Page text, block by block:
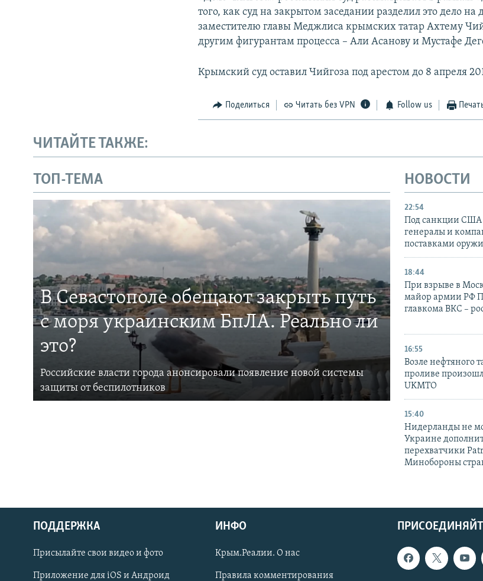
Українською
Qırımtatar
того, как суд на закрытом заседании разделил это дело на
заместителю главы Меджлиса крымских татар Ахтему
другим фигурантам процесса – Али Асанову и Мустафе
Крымский суд оставил Чийгоза под арестом до 8 апреля
Поделиться Читать без VPN Follow us
ЧИТАЙТЕ ТАКЖЕ:
ТОП-ТЕМА
В Севастополе обещают закрыть путь
с моря украинским БпЛА. Реально ли
это?
Российские власти города анонсировали появление новой системы
защиты от беспилотников
НОВОСТИ
22:54
Под санкции США
генералы и
поставками
18:44
При взрыве в
майор армии РФ
главкома ВКС –
16:55
Возле нефтяного
проливе
UKMTO
15:40
Нидерланды не
Украине
перехватчики
Минобороны
ПОДДЕРЖКА
Присылайте свои видео и фото
Приложение для iOS и Андроид
ИНФО
Крым.Реалии. О нас
Правила комментирования